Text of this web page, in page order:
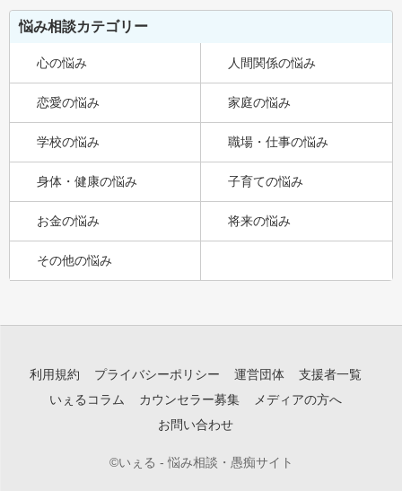
悩み相談カテゴリー
心の悩み 人間関係の悩み
恋愛の悩み 家庭の悩み
学校の悩み 職場・仕事の悩み
身体・健康の悩み 子育ての悩み
お金の悩み 将来の悩み
その他の悩み
利用規約 プライバシーポリシー 運営団体
支援者一覧
いぇるコラム
カウンセラー募集
メディアの方へ
お問い合わせ
©いぇる - 悩み相談・愚痴サイト